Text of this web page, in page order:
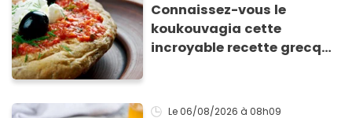
Connaissez-vous le
koukouvagia cette
incroyable recette grecque
Le 06/08/2026 à 08h09